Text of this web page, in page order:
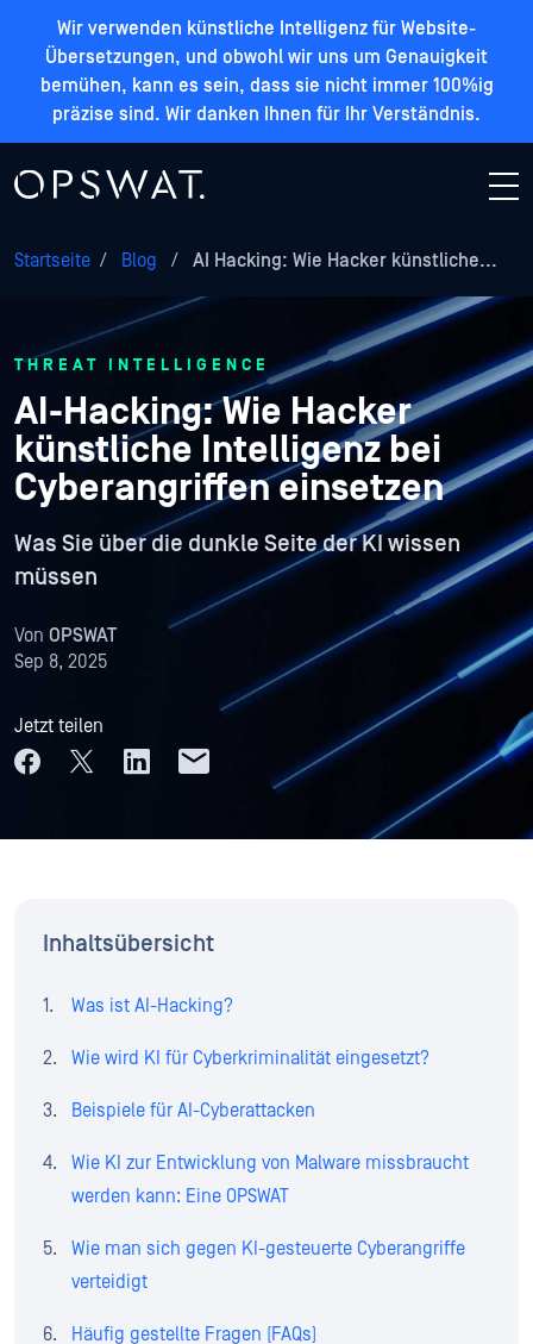
Wir verwenden künstliche Intelligenz für Website-
Übersetzungen, und obwohl wir uns um Genauigkeit
bemühen, kann es sein, dass sie nicht immer 100%ig
präzise sind. Wir danken Ihnen für Ihr Verständnis.
Startseite / Blog / AI Hacking: Wie Hacker künstliche...
THREAT INTELLIGENCE
AI-Hacking: Wie Hacker
künstliche Intelligenz bei
Cyberangriffen einsetzen
Was Sie über die dunkle Seite der KI wissen
müssen
Von OPSWAT
Sep 8, 2025
Jetzt teilen
Inhaltsübersicht
Was ist AI-Hacking?
Wie wird KI für Cyberkriminalität eingesetzt?
Beispiele für AI-Cyberattacken
Wie KI zur Entwicklung von Malware missbraucht
werden kann: Eine OPSWAT
Wie man sich gegen KI-gesteuerte Cyberangriffe
verteidigt
Häufig gestellte Fragen (FAQs)